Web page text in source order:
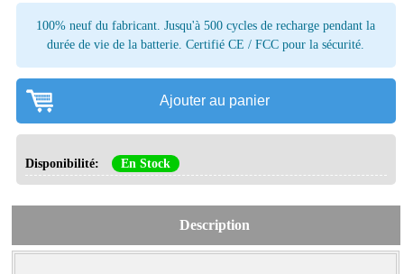
100% neuf du fabricant. Jusqu'à 500 cycles de recharge pendant la
durée de vie de la batterie. Certifié CE / FCC pour la sécurité.
Ajouter au panier
Disponibilité: En Stock
Description